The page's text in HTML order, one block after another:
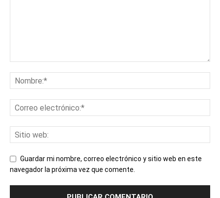
Guardar mi nombre, correo electrónico y sitio web en este
navegador la próxima vez que comente.